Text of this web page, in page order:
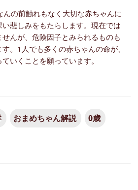
んの前触れもなく大切な赤ちゃんに
悲しみをもたらします。現在では
んが、危険因子とみられるものも
。1人でも多くの赤ちゃんの命が、
いくことを願っています。
おまめちゃん解説
0歳